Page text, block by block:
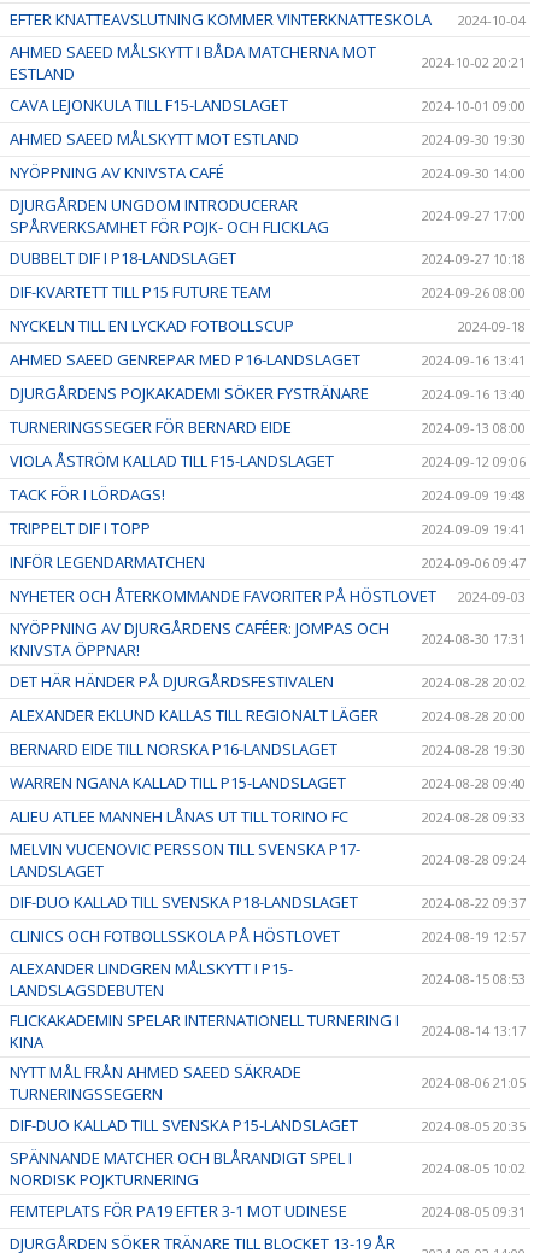
EFTER KNATTEAVSLUTNING KOMMER VINTERKNATTESKOLA 2024-10-04
AHMED SAEED MÅLSKYTT I BÅDA MATCHERNA MOT
ESTLAND
2024-10-02 20:21
CAVA LEJONKULA TILL F15-LANDSLAGET 2024-10-01 09:00
AHMED SAEED MÅLSKYTT MOT ESTLAND 2024-09-30 19:30
NYÖPPNING AV KNIVSTA CAFÉ 2024-09-30 14:00
DJURGÅRDEN UNGDOM INTRODUCERAR
SPÅRVERKSAMHET FÖR POJK- OCH FLICKLAG
2024-09-27 17:00
DUBBELT DIF I P18-LANDSLAGET 2024-09-27 10:18
DIF-KVARTETT TILL P15 FUTURE TEAM 2024-09-26 08:00
NYCKELN TILL EN LYCKAD FOTBOLLSCUP 2024-09-18
AHMED SAEED GENREPAR MED P16-LANDSLAGET 2024-09-16 13:41
DJURGÅRDENS POJKAKADEMI SÖKER FYSTRÄNARE 2024-09-16 13:40
TURNERINGSSEGER FÖR BERNARD EIDE 2024-09-13 08:00
VIOLA ÅSTRÖM KALLAD TILL F15-LANDSLAGET 2024-09-12 09:06
TACK FÖR I LÖRDAGS! 2024-09-09 19:48
TRIPPELT DIF I TOPP 2024-09-09 19:41
INFÖR LEGENDARMATCHEN 2024-09-06 09:47
NYHETER OCH ÅTERKOMMANDE FAVORITER PÅ HÖSTLOVET 2024-09-03
NYÖPPNING AV DJURGÅRDENS CAFÉER: JOMPAS OCH
KNIVSTA ÖPPNAR!
2024-08-30 17:31
DET HÄR HÄNDER PÅ DJURGÅRDSFESTIVALEN 2024-08-28 20:02
ALEXANDER EKLUND KALLAS TILL REGIONALT LÄGER 2024-08-28 20:00
BERNARD EIDE TILL NORSKA P16-LANDSLAGET 2024-08-28 19:30
WARREN NGANA KALLAD TILL P15-LANDSLAGET 2024-08-28 09:40
ALIEU ATLEE MANNEH LÅNAS UT TILL TORINO FC 2024-08-28 09:33
MELVIN VUCENOVIC PERSSON TILL SVENSKA P17-
LANDSLAGET
2024-08-28 09:24
DIF-DUO KALLAD TILL SVENSKA P18-LANDSLAGET 2024-08-22 09:37
CLINICS OCH FOTBOLLSSKOLA PÅ HÖSTLOVET 2024-08-19 12:57
ALEXANDER LINDGREN MÅLSKYTT I P15-
LANDSLAGSDEBUTEN
2024-08-15 08:53
FLICKAKADEMIN SPELAR INTERNATIONELL TURNERING I
KINA
2024-08-14 13:17
NYTT MÅL FRÅN AHMED SAEED SÄKRADE
TURNERINGSSEGERN
2024-08-06 21:05
DIF-DUO KALLAD TILL SVENSKA P15-LANDSLAGET 2024-08-05 20:35
SPÄNNANDE MATCHER OCH BLÅRANDIGT SPEL I
NORDISK POJKTURNERING
2024-08-05 10:02
FEMTEPLATS FÖR PA19 EFTER 3-1 MOT UDINESE 2024-08-05 09:31
DJURGÅRDEN SÖKER TRÄNARE TILL BLOCKET 13-19 ÅR